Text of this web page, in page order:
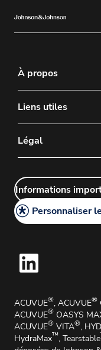
À propos
Portail de commande
Plan du site
Liens utiles
Nous Contacter
FAQ
Voici comment
Commander des
Politique de
Légal
Politique en
Mentions légales
Informations
Informations
Personnaliser
ACUVUE®, ACUVUE®
ACUVUE® OASYS
ACUVUE® VITA®,
HydraMax™, Tearstable